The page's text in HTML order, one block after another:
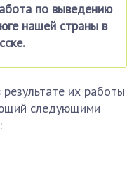
по выведению
нашей страны в
их работы
следующими